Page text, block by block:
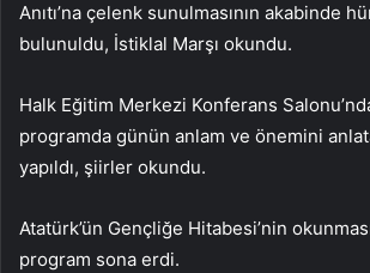
Anıtı’na çelenk sunulmasının akabinde
bulunuldu, İstiklal Marşı okundu.
Halk Eğitim Merkezi Konferans
programda günün anlam ve önemini
yapıldı, şiirler okundu.
Atatürk’ün Gençliğe Hitabesi’nin
program sona erdi.